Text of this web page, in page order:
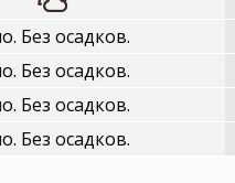
Без осадков.
Без осадков.
Без осадков.
Без осадков.